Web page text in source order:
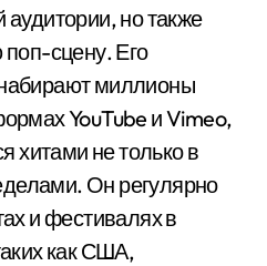
но также
поп-сцену. Его
миллионы
YouTube и Vimeo,
хитами не только в
Он регулярно
и фестивалях в
как США,